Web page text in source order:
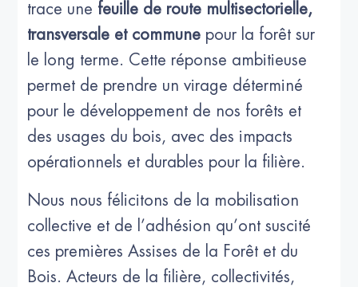
trace une feuille de route multisectorielle,
transversale et commune pour la forêt sur
le long terme. Cette réponse ambitieuse
permet de prendre un virage déterminé
pour le développement de nos forêts et
des usages du bois, avec des impacts
opérationnels et durables pour la filière.
Nous nous félicitons de la mobilisation
collective et de l’adhésion qu’ont suscité
ces premières Assises de la Forêt et du
Bois. Acteurs de la filière, collectivités,